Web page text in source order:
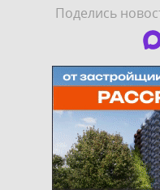
Поделись